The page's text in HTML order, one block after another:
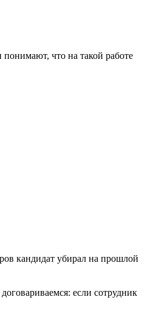
что на такой работе
кандидат убирал на прошлой
если сотрудник